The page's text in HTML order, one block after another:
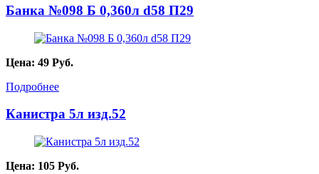
Банка №098 Б 0,360л d58 П29
Цена: 49 Руб.
Подробнее
Канистра 5л изд.52
Цена: 105 Руб.